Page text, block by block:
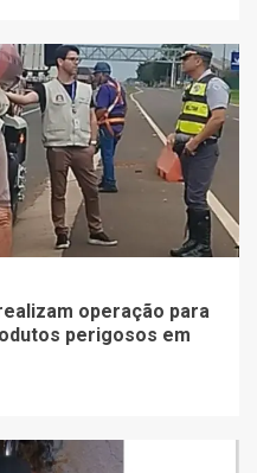
operação para
perigosos em